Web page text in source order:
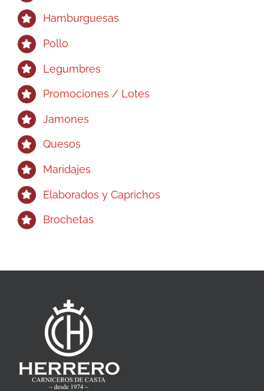
Hamburguesas
Pollo
Legumbres
Promociones / Lotes
Jamones
Quesos
Maridajes
Elaborados y Caprichos
Brochetas